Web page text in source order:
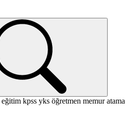
eğitim kpss yks öğretmen memuratama